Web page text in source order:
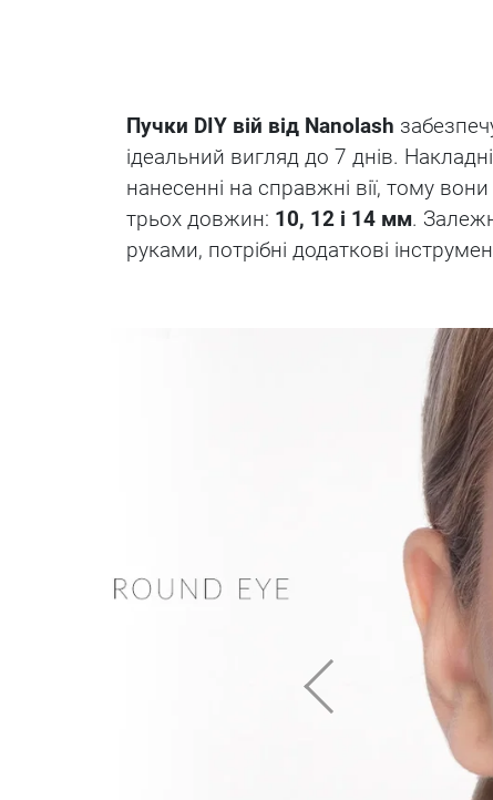
Пучки DIY вій від Nanolash
ідеальний вигляд до 7 днів.
нанесенні на справжні вії, тому
трьох довжин: 10, 12 і 14 мм.
руками, потрібні додаткові